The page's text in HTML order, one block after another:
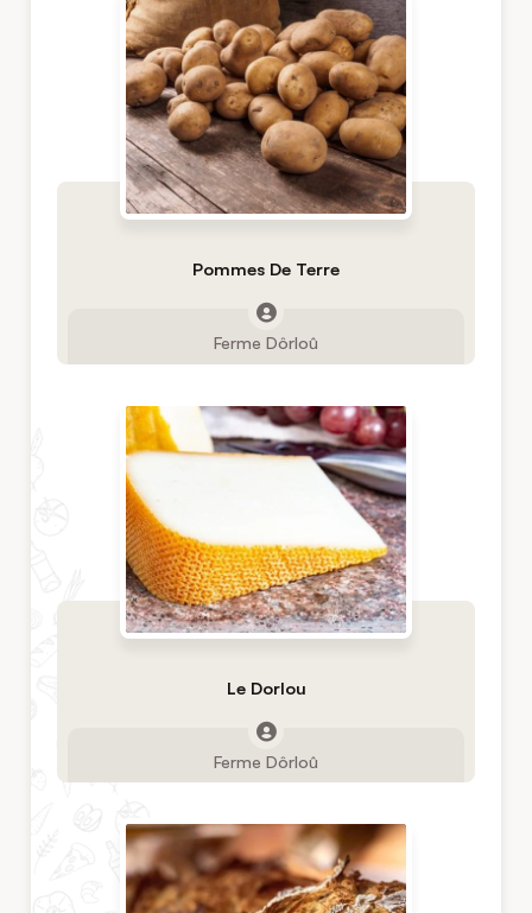
Pommes De Terre
Ferme Dôrloû
Le Dorlou
Ferme Dôrloû